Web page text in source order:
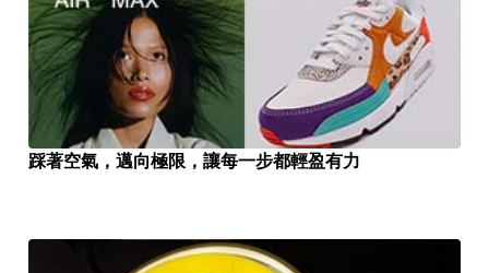
踩著空氣，邁向極限，讓每一步都輕盈有力